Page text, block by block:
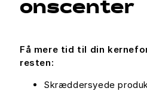
onscenter
Få mere tid til din
resten:
Skræddersyede